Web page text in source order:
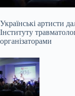
Українські артисти
Інституту
організаторами